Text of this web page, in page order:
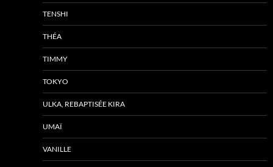
TENSHI
THÉA
TIMMY
TOKYO
ULKA, REBAPTISÉE KIRA
UMAÏ
VANILLE